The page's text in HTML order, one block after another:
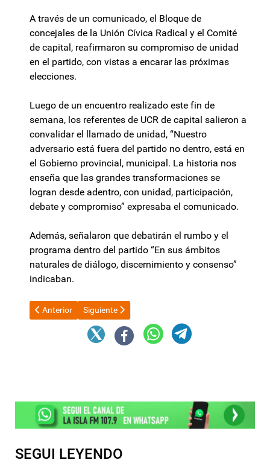
A través de un comunicado, el Bloque de
concejales de la Unión Cívica Radical y el Comité
de capital, reafirmaron su compromiso de unidad
en el partido, con vistas a encarar las próximas
elecciones.
Luego de un encuentro realizado este fin de
semana, los referentes de UCR de capital salieron a
convalidar el llamado de unidad, “Nuestro
adversario está fuera del partido no dentro, está en
el Gobierno provincial, municipal. La historia nos
enseña que las grandes transformaciones se
logran desde adentro, con unidad, participación,
debate y compromiso” expresaba el comunicado.
Además, señalaron que debatirán el rumbo y el
programa dentro del partido “En sus ámbitos
naturales de diálogo, discernimiento y consenso”
indicaban.
Artículo anterior: Patricia Bullrich es "la ministra de la
Anterior Artículo siguiente: Telecentro denuncia ante la
Siguiente
SEGUI LEYENDO